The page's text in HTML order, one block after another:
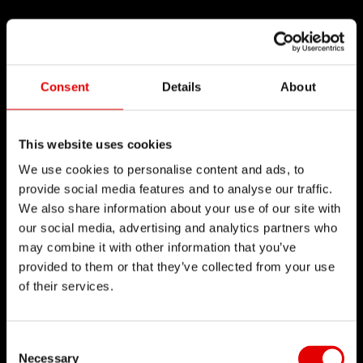
Consent Details About
This website uses cookies
We use cookies to personalise content and ads, to
provide social media features and to analyse our traffic.
We also share information about your use of our site with
our social media, advertising and analytics partners who
may combine it with other information that you’ve
provided to them or that they’ve collected from your use
of their services.
Necessary